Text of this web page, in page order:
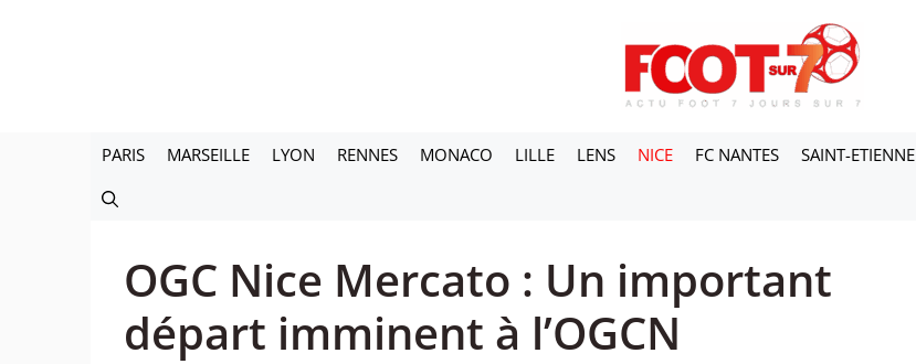
PARIS MARSEILLE LYON RENNES MONACO LILLE LENS NICE FC NANTES SAINT-ETIENNE
OGC Nice Mercato : Un important
départ imminent à l’OGCN